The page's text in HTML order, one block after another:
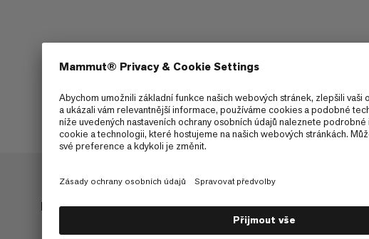
Nakupuj O společnosti